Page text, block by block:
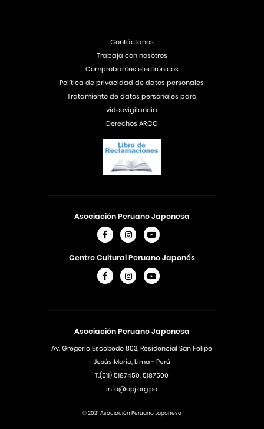
Asociación Peruano Japonesa
Av. Gregorio Escobedo 803, Residencial San Felipe
Jesús Maria, Lima - Perú
T.(511) 5187450, 5187500
info@apj.org.pe
Asociación Peruano Japonesa
Centro Cultural Peruano Japonés
Contáctanos
Trabaja con nosotros
Comprobantes electrónicos
Política de privacidad de datos personales
Tratamiento de datos personales para
videovigilancia
Derechos ARCO
© 2021 Asociación Peruano Japonesa